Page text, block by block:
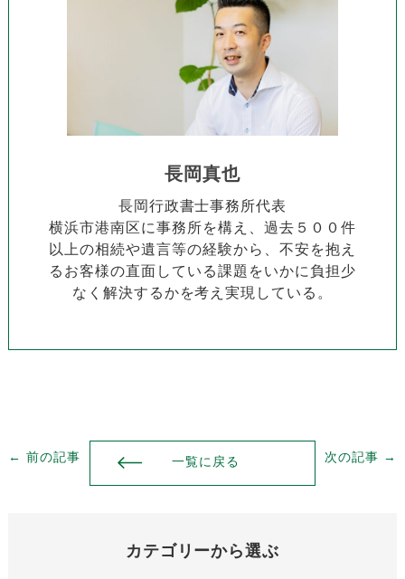
長岡真也
長岡行政書士事務所代表
横浜市港南区に事務所を構え、過去５００件
以上の相続や遺言等の経験から、不安を抱え
るお客様の直面している課題をいかに負担少
なく解決するかを考え実現している。
← 前の記事 一覧に戻る 次の記事 →
カテゴリーから選ぶ